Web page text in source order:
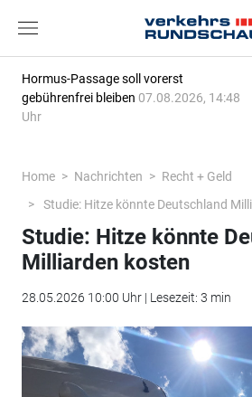
Hormus-Passage soll vorerst
gebührenfrei bleiben 07.08.2026, 14:48
Uhr
Home Nachrichten
Recht + Geld
Studie: Hitze könnte Deutschland
Studie: Hitze könnte
Milliarden kosten
28.05.2026 10:00 Uhr | Lesezeit: 3 min